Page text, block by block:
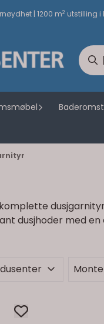
| 1200 m2 utstilling i
dusjhoder med